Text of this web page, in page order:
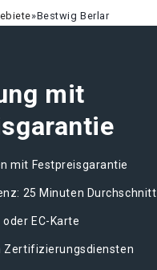
»Bestwig Berlar
mit
mit Festpreisgarantie
25 Minuten Durchschnitt
EC-Karte
Zertifizierungsdiensten